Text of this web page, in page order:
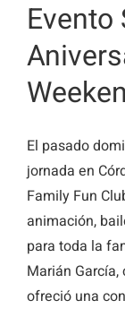
Evento
El pasado
jornada en
Family Fun
animación,
para toda la
Marián
ofreció una